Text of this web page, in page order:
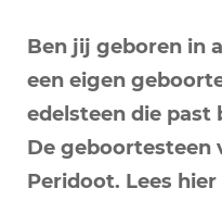
Ben jij geboren in
een eigen
edelsteen die past
De geboortesteen
Peridoot. Lees